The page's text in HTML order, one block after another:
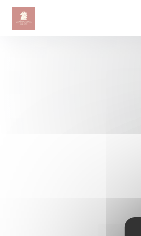
Personnalisation de vos choix en